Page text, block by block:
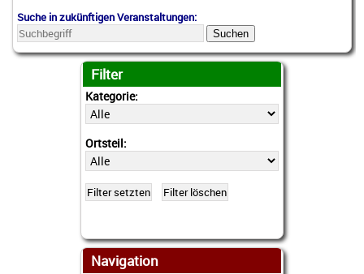
Suche in zukünftigen Veranstaltungen:
Suchen
Filter
Kategorie:
Ortsteil:
Navigation